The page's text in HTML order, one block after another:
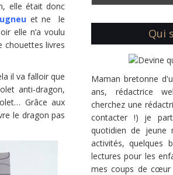
elle était donc
et ne le
elle n’a voulu
chouettes livres
il va falloir que
anti-dragon,
Grâce aux
le dragon pas
Qui
Maman bretonne
ans, rédactrice
cherchez une
contacter !) je
quotidien de jeune
activités, quelques
lectures pour les
mes coups de